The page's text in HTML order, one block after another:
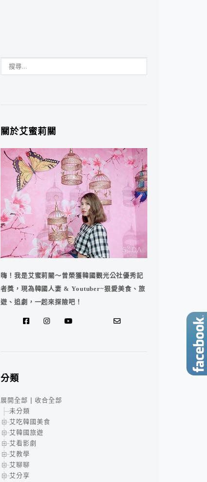
關於艾蜜莉關
嗨！我是艾蜜莉關～曾榮獲韓國觀光公社優秀記
者獎，現為韓國人妻 & Youtuber~狠愛美食、旅
遊、追劇，一起來探險吧！
分類
展開全部
收合全部
未分類
艾吃韓國美食
艾韓國旅遊
艾看影劇
艾教學
艾聊聊
艾分享